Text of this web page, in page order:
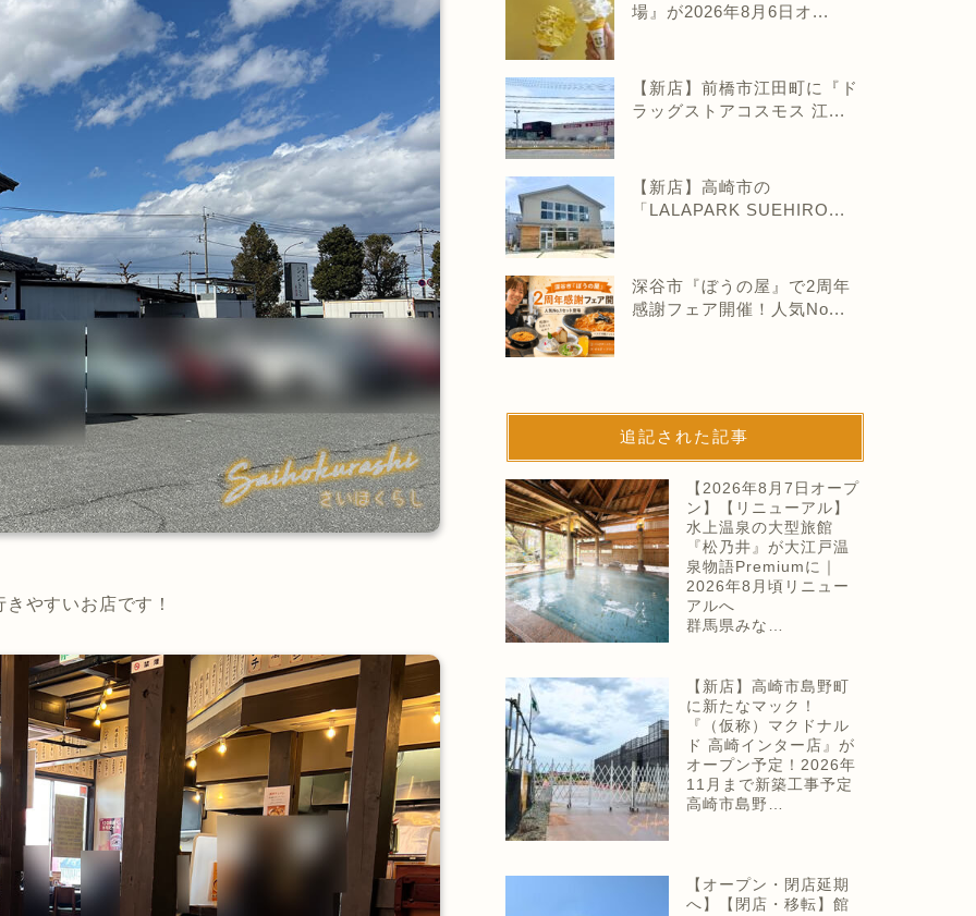
やすいお店です！
場』が2026年8月6日オ...
【新店】前橋市江田町に『ド
ラッグストアコスモス 江...
【新店】高崎市の
「LALAPARK SUEHIRO...
深谷市『ぼうの屋』で2周年
感謝フェア開催！人気No...
追記された記事
【2026年8月7日オープ
ン】【リニューアル】
水上温泉の大型旅館
『松乃井』が大江戸温
泉物語Premiumに｜
2026年8月頃リニュー
アルへ
群馬県みな…
【新店】高崎市島野町
に新たなマック！
『（仮称）マクドナル
ド 高崎インター店』が
オープン予定！2026年
11月まで新築工事予定
高崎市島野…
【オープン・閉店延期
へ】【閉店・移転】館